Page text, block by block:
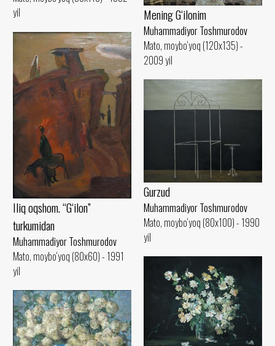
yil
Mening G‘ilonim
Muhammadiyor Toshmurodov
Mato, moybo‘yoq (120x135) -
2009 yil
Iliq oqshom. “G‘ilon”
turkumidan
Muhammadiyor Toshmurodov
Mato, moybo‘yoq (80x60) - 1991
yil
Gurzud
Muhammadiyor Toshmurodov
Mato, moybo‘yoq (80x100) - 1990
yil